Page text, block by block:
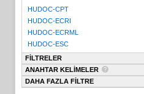
HUDOC-CPT
HUDOC-ECRI
HUDOC-ECRML
HUDOC-ESC
FİLTRELER
ANAHTAR KELİMELER
DAHA FAZLA FİLTRE